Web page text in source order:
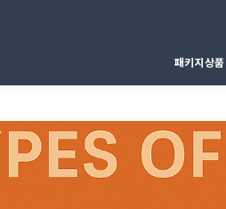
패키지상품